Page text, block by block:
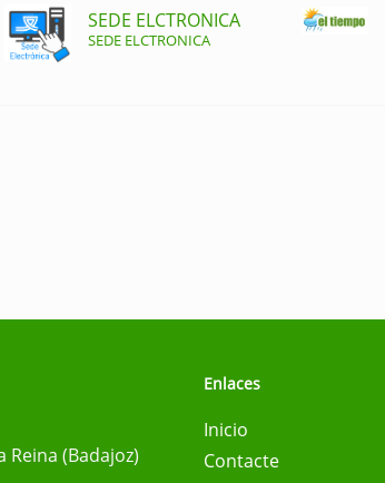
SEDE ELCTRONICA
SEDE ELCTRONICA
Reina (Badajoz)
Enlaces
Inicio
Contacte